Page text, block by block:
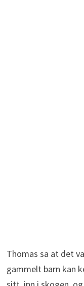
Thomas sa at det
gammelt barn kan